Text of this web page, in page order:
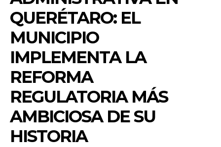
QUERÉTARO: EL
MUNICIPIO
IMPLEMENTA LA
REFORMA
REGULATORIA MÁS
AMBICIOSA DE SU
HISTORIA